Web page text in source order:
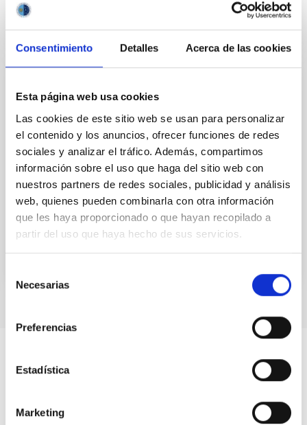
Consentimiento Detalles Acerca de las cookies
Esta página web usa cookies
Las cookies de este sitio web se usan para personalizar
el contenido y los anuncios, ofrecer funciones de redes
sociales y analizar el tráfico. Además, compartimos
información sobre el uso que haga del sitio web con
nuestros partners de redes sociales, publicidad y análisis
web, quienes pueden combinarla con otra información
que les haya proporcionado o que hayan recopilado a
partir del uso que haya hecho de sus servicios.
Necesarias
Preferencias
Estadística
Marketing
PUBLICACIÓN
TrES-1 b: A Case Study in Detecting
Secular Evolution of Exoplanet Orbits
We present a comprehensive analysis of transit,
eclipse, and radial velocity data of the hot Jupiter
TrES-1 b and confirm evidence of orbital variations
on...